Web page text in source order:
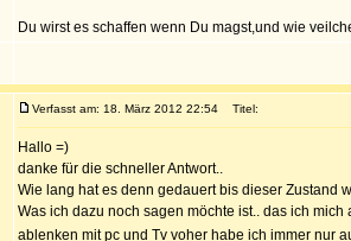
Du wirst es schaffen wenn Du magst,und wie
Verfasst am: 18. März 2012 22:54 Titel:
Hallo =)
danke für die schneller Antwort..
Wie lang hat es denn gedauert bis dieser Zustand
Was ich dazu noch sagen möchte ist.. das ich
ablenken mit pc und Tv voher habe ich immer nur